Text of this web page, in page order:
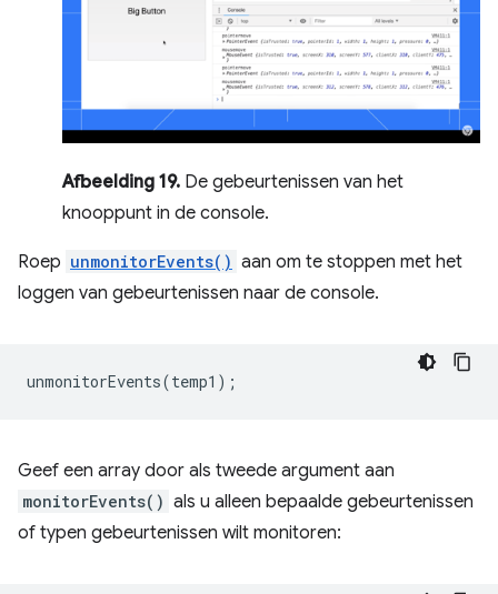
Afbeelding 19. De gebeurtenissen van het
knooppunt in de console.
Roep unmonitorEvents() aan om te stoppen met het
loggen van gebeurtenissen naar de console.
unmonitorEvents(temp1 );
Geef een array door als tweede argument aan
monitorEvents() als u alleen bepaalde gebeurtenissen
of typen gebeurtenissen wilt monitoren: